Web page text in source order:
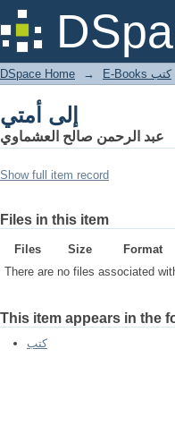
إلى أمتي
DSpace Home → كتب
إلى أمتي
عبد الرحمن صالح العشماوي
Show full item record
Files in this item
Files Size Format
There are no files associated
This item appears in the
كتب